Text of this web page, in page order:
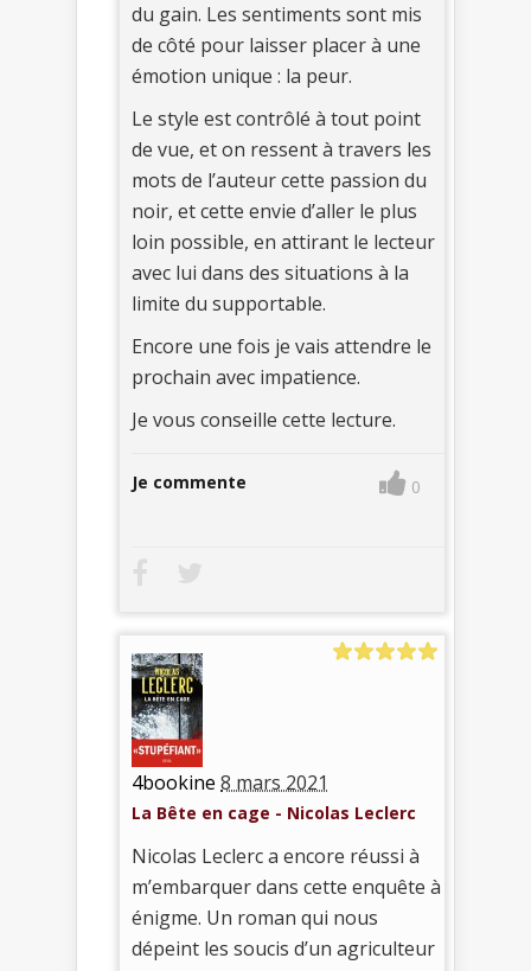
du gain. Les sentiments sont mis
de côté pour laisser placer à une
émotion unique : la peur.
Le style est contrôlé à tout point
de vue, et on ressent à travers les
mots de l’auteur cette passion du
noir, et cette envie d’aller le plus
loin possible, en attirant le lecteur
avec lui dans des situations à la
limite du supportable.
Encore une fois je vais attendre le
prochain avec impatience.
Je vous conseille cette lecture.
Je commente 0
4bookine 8 mars 2021
La Bête en cage - Nicolas Leclerc
Nicolas Leclerc a encore réussi à
m’embarquer dans cette enquête à
énigme. Un roman qui nous
dépeint les soucis d’un agriculteur